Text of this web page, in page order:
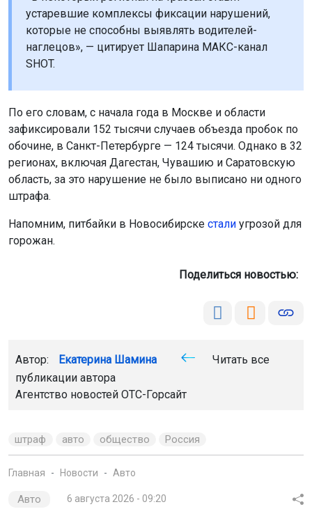
устаревшие комплексы фиксации нарушений,
которые не способны выявлять водителей-
наглецов», — цитирует Шапарина МАКС-канал
SHOT.
По его словам, с начала года в Москве и области
зафиксировали 152 тысячи случаев объезда пробок по
обочине, в Санкт-Петербурге — 124 тысячи. Однако в 32
регионах, включая Дагестан, Чувашию и Саратовскую
область, за это нарушение не было выписано ни одного
штрафа.
Напомним, питбайки в Новосибирске стали угрозой для
горожан.
Поделиться новостью:
Автор: Екатерина Шамина
Читать все
публикации автора
Агентство новостей ОТС-Горсайт
штраф авто общество Россия
Главная Новости Авто
Авто 6 августа 2026 - 09:20